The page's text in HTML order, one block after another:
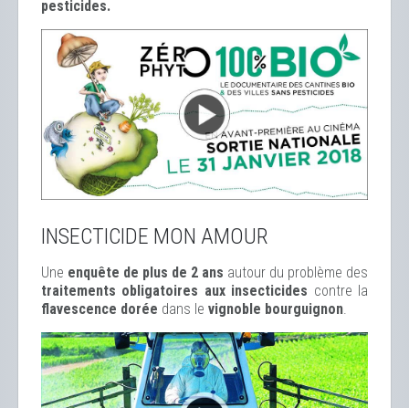
pesticides.
INSECTICIDE MON AMOUR
Une enquête de plus de 2 ans autour du problème des
traitements obligatoires aux insecticides contre la
flavescence dorée dans le vignoble bourguignon.